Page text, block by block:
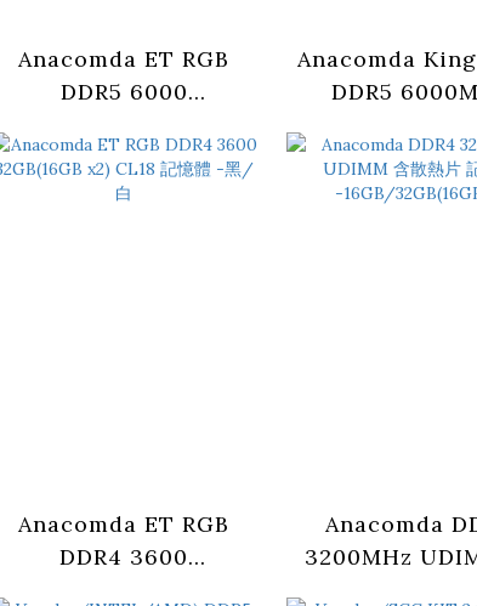
Anacomda ET RGB
DDR5 6000
黑/白
Anacomda
DDR5
記憶體 -黑/
Anacomda ET RGB
DDR4 3600
Anacomda
3200MHz